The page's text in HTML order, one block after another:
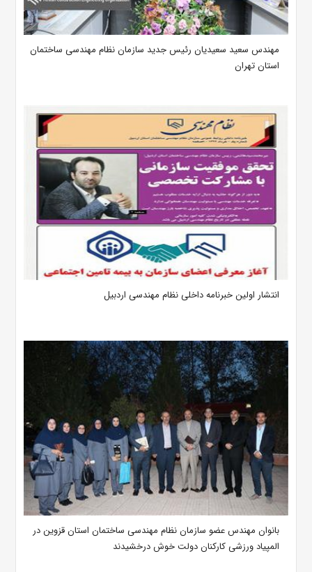
مهندس سعید سعیدیان رئیس جدید سازمان نظام مهندسی ساختمان
استان تهران
انتشار اولین خبرنامه داخلی نظام مهندسی اردبیل
بانوان مهندس عضو سازمان نظام مهندسی ساختمان استان قزوین در
المپیاد ورزشی کارکنان دولت خوش درخشیدند